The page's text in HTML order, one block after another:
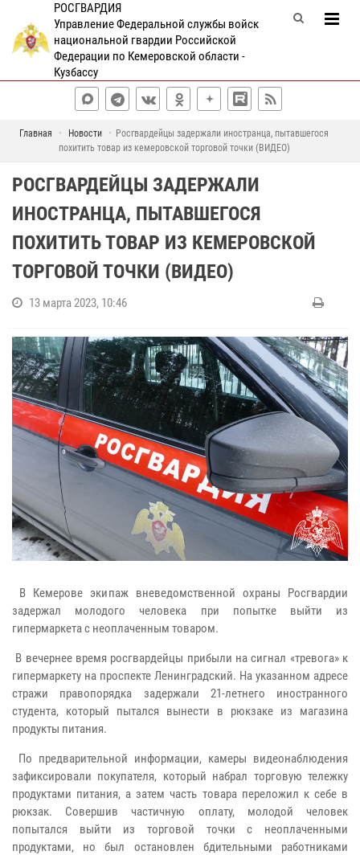
РОСГВАРДИЯ
Управление Федеральной службы войск
национальной гвардии Российской
Федерации по Кемеровской области -
Кузбассу
Главная Новости
Росгвардейцы задержали иностранца, пытавшегося
похитить товар из кемеровской торговой точки (ВИДЕО)
РОСГВАРДЕЙЦЫ ЗАДЕРЖАЛИ
ИНОСТРАНЦА, ПЫТАВШЕГОСЯ
ПОХИТИТЬ ТОВАР ИЗ КЕМЕРОВСКОЙ
ТОРГОВОЙ ТОЧКИ (ВИДЕО)
13 марта 2023, 10:46
В Кемерове экипаж вневедомственной охраны Росгвардии
задержал молодого человека при попытке выйти из
гипермаркета с неоплаченным товаром.
В вечернее время росгвардейцы прибыли на сигнал «тревога» к
гипермаркету на проспекте Ленинградский. На указанном адресе
стражи правопорядка задержали 21-летнего иностранного
студента, который пытался вынести в рюкзаке из магазина
продукты питания.
По предварительной информации, камеры видеонаблюдения
зафиксировали покупателя, который набрал торговую тележку
продуктами питания, а затем часть товара переложил к себе в
рюкзак. Совершив частичную оплату, молодой человек
попытался выйти из торговой точки с неоплаченными
продуктами, но был остановлен бдительными работниками